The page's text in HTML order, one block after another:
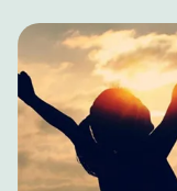
δεν έχουν
ανθρώπους